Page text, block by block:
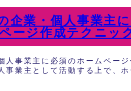
企業・個人事業主
ージ作成テクニッ
人事業主に必須のホームペー
事業主として活動する上で、